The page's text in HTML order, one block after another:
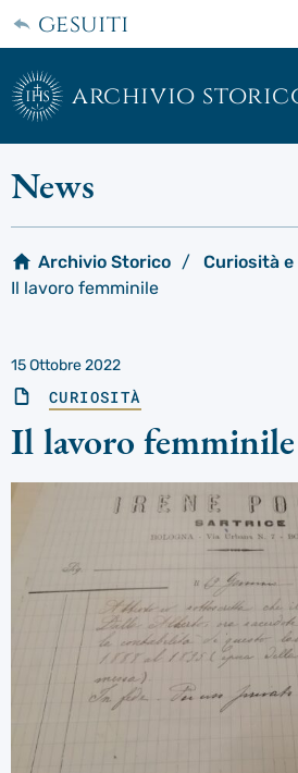
contenuto
principale
gesuiti
archivio
News
Archivio Storico
Curiosità
Il lavoro femminile
15 Ottobre 2022
CURIOSITÀ
Il lavoro femminile